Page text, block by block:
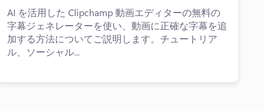
AI を活用した Clipchamp 動画エディターの無料の
字幕ジェネレーターを使い、動画に正確な字幕を追
加する方法についてご説明します。チュートリア
ル、ソーシャル...